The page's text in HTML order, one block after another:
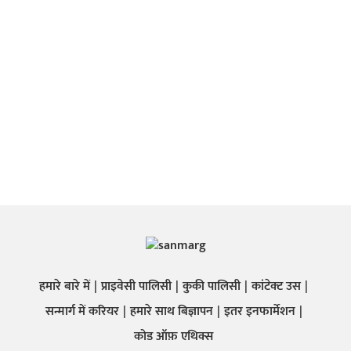
हमारे बारे में प्राइवेसी पालिसी कुकी पालिसी कांटेक्ट उस
सन्मार्ग में करियर हमारे साथ बिज्ञापन इतर इनफार्मेशन
कोड ऑफ़ एथिक्स